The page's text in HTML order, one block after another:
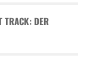
TRACK: DER